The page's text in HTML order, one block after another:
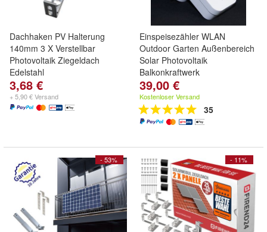
Dachhaken PV Halterung
140mm 3 X Verstellbar
Photovoltaik Ziegeldach
Edelstahl
3,68 €
+ 5,90 € Versand
Einspeisezähler WLAN
Outdoor Garten Außenbereich
Solar Photovoltaik
Balkonkraftwerk
39,00 €
Kostenloser Versand
35
- 53% - 11%